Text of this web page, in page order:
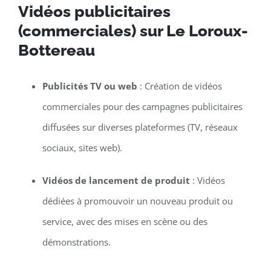
Vidéos publicitaires
(commerciales) sur Le Loroux-
Bottereau
Publicités TV ou web : Création de vidéos
commerciales pour des campagnes publicitaires
diffusées sur diverses plateformes (TV, réseaux
sociaux, sites web).
Vidéos de lancement de produit : Vidéos
dédiées à promouvoir un nouveau produit ou
service, avec des mises en scène ou des
démonstrations.